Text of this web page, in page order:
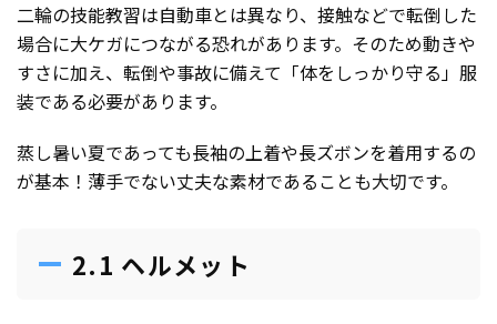
二輪の技能教習は自動車とは異なり、接触などで転倒した
場合に大ケガにつながる恐れがあります。そのため動きや
すさに加え、転倒や事故に備えて「体をしっかり守る」服
装である必要があります。
蒸し暑い夏であっても長袖の上着や長ズボンを着用するの
が基本！薄手でない丈夫な素材であることも大切です。
2.1 ヘルメット